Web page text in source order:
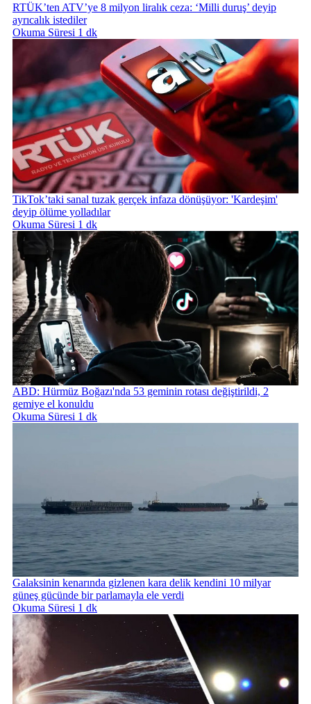
RTÜK’ten ATV’ye 8 milyon liralık ceza: ‘Milli duruş’ deyip
ayrıcalık istediler
Okuma Süresi 1 dk
TikTok’taki sanal tuzak gerçek infaza dönüşüyor: 'Kardeşim'
deyip ölüme yolladılar
Okuma Süresi 1 dk
ABD: Hürmüz Boğazı'nda 53 geminin rotası değiştirildi, 2
gemiye el konuldu
Okuma Süresi 1 dk
Galaksinin kenarında gizlenen kara delik kendini 10 milyar
güneş gücünde bir parlamayla ele verdi
Okuma Süresi 1 dk